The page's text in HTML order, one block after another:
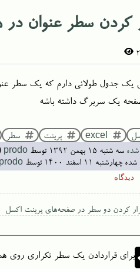
کردن سطر عنوان
یک جدول طولانی دارم که یک سطر
یک سربرگ داشته باشه
excel پرینت سطر
شده سه شنبه ۱۵ بهمن ۱۳۹۲ توسط prodo
شده چهارشنبه ۱۱ اسفند ۱۴۰۰ توسط prodo
کردن دو سطر در صفحه‌های پرینت اکسل
برای قراردادن یک سطر تکراری روی